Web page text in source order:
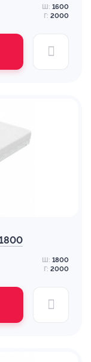
Ш: 1600
Г: 2000
Ш: 1800
Г: 2000